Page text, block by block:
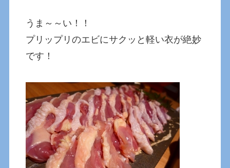
うま～～い！！
プリップリのエビにサクッと軽い衣が絶妙
です！